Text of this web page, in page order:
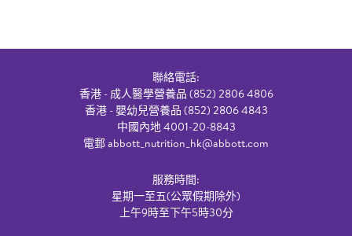
聯絡電話:
香港 - 成人醫學營養品 (852) 2806 4806
香港 - 嬰幼兒營養品 (852) 2806 4843
中國內地 4001-20-8843
電郵abbott_nutrition_hk@abbott.com
服務時間:
星期一至五(公眾假期除外)
上午9時至下午5時30分